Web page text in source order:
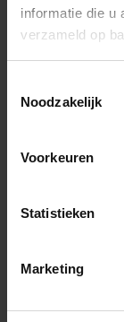
informatie die u
verzameld op
Noodzakelijk
Voorkeuren
Statistieken
Marketing